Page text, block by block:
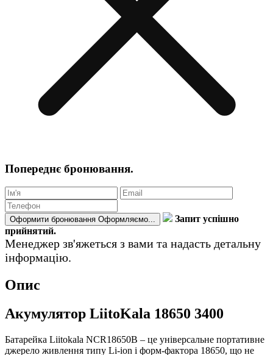
Попереднє бронювання.
Оформити бронювання Оформляємо...
Запит успішно
прийнятий.
Менеджер зв'яжеться з вами та надасть детальну
інформацію.
Опис
Акумулятор LiitoKala 18650 3400
Батарейка Liitokala NCR18650B – це універсальне портативне
джерело живлення типу Li-ion і форм-фактора 18650, що не